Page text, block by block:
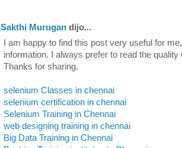
Sakthi Murugan dijo...
I am happy to find this post very useful for
information. I always prefer to read the
Thanks for sharing.
selenium Classes in chennai
selenium certification in chennai
Selenium Training in Chennai
web designing training in chennai
Big Data Training in Chennai